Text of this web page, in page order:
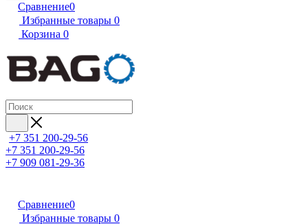
Сравнение0
Избранные товары 0
Корзина 0
+7 351 200-29-56
+7 351 200-29-56
+7 909 081-29-36
Сравнение0
Избранные товары 0